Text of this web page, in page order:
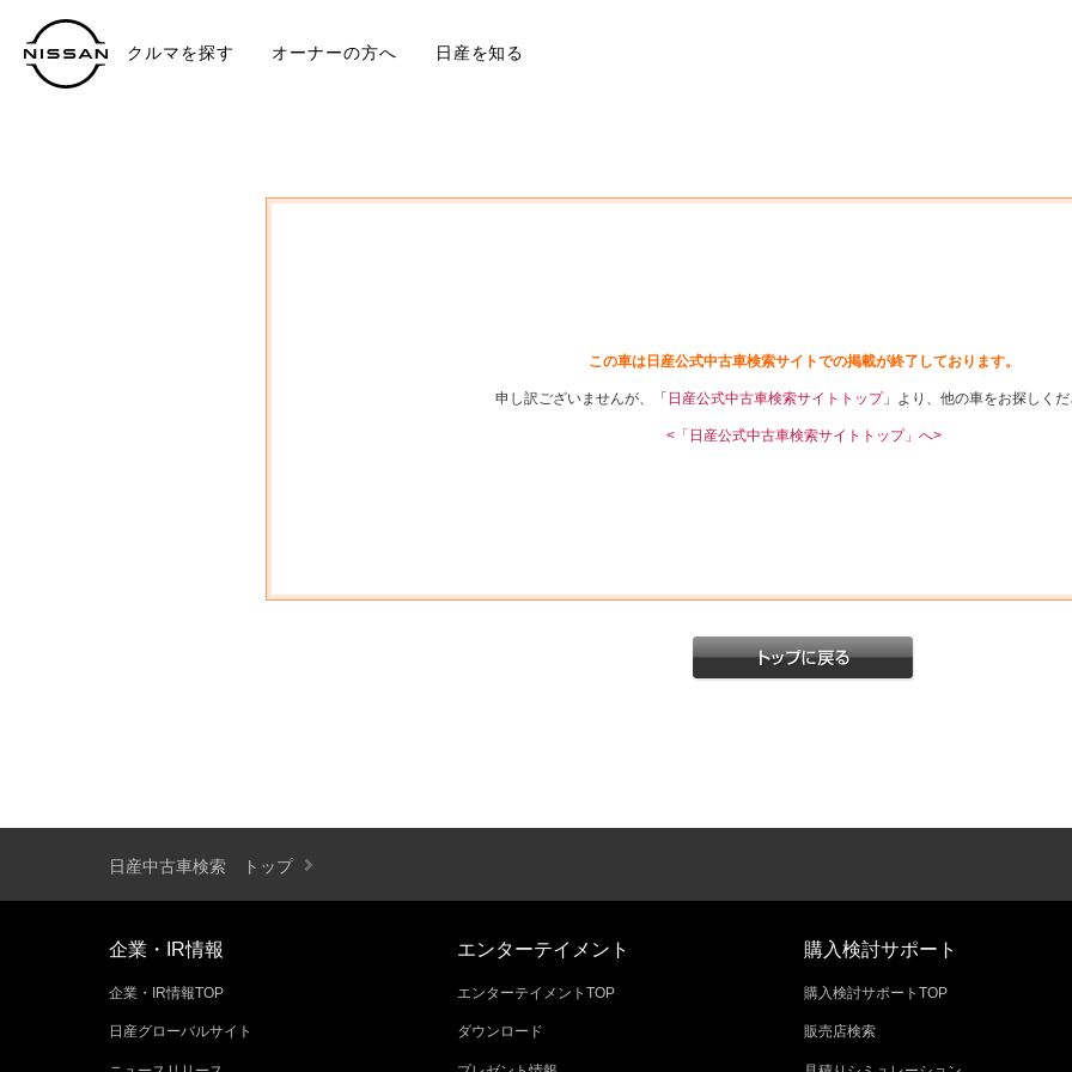
クルマを探す オーナーの方へ 日産を知る
この車は日産公式中古車検索サイトでの掲載が終了しております。
申し訳ございませんが、「 日産公式中古車検索サイトトップ」より、他の車をお探しくだ
<「日産公式中古車検索サイトトップ」へ>
日産中古車検索 トップ
企業・IR情報
企業・IR情報TOP
日産グローバルサイト
エンターテイメント
エンターテイメントTOP
ダウンロード
購入検討サポート
購入検討サポートTOP
販売店検索